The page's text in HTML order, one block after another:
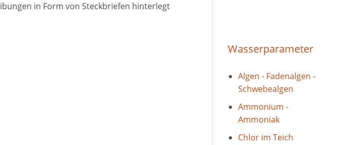
in Form von Steckbriefen hinterlegt
Wasserparameter
Algen - Fadenalgen -
Schwebealgen
Ammonium -
Ammoniak
Chlor im Teich